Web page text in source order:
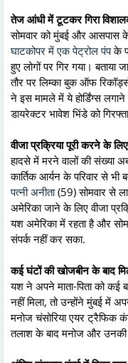
तेज आंधी में टूटकर गिरा
सोमवार को मुंबई और आसपास
घाटकोपर में एक पेट्रोल पंपके
हुए लोगों पर गिर गया। बताया
तौर पर लिम्का बुक ऑफ
ने इस मामले में ये होर्डिंग्स लगाने
डायरेक्टर भावेश भिंडे को
वीजा प्रक्रिया पूरी करने के
हादसे में मरने वालों की संख्या
कार्तिक आर्यन के परिवार से भी
पत्नी अनीता(59) सोमवार से
अमेरिका जाने के लिए वीजा
यश अमेरिका में रहता है और
संपर्क नहीं कर सका.
कई घंटों की खोजबीन के बाद
यश ने अपने माता-पिता को कई
नहीं मिला, तो उन्होंने मुंबई में
मनोज चंसोरिया एयर ट्रैफिक
तलाश के बाद मनोज और उनकी